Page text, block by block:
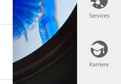
Services
Karriere
Services
Karriere